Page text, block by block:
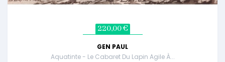
220,00 €
GEN PAUL
Aquatinte - Le Cabaret Du Lapin Agile À...